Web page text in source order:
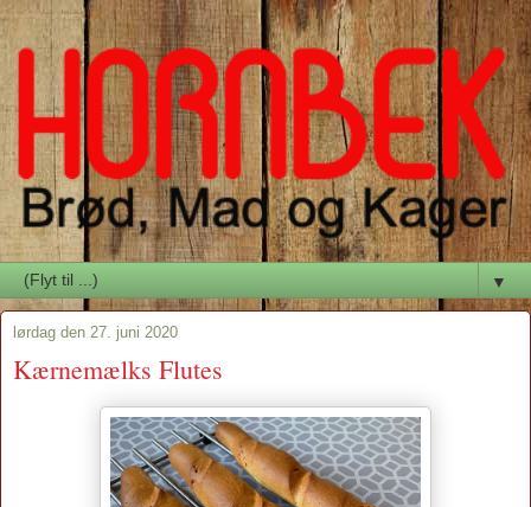
▼
lørdag den 27. juni 2020
Kærnemælks Flutes